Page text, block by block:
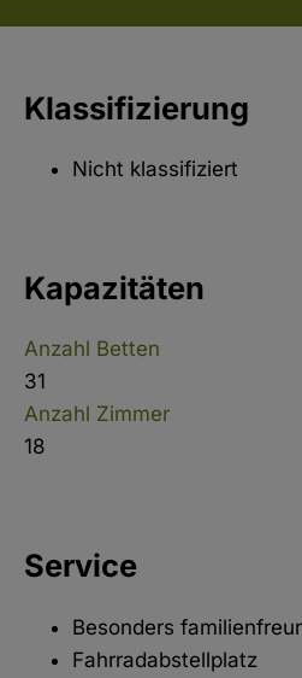
Klassifizierung
Nicht klassifiziert
Kapazitäten
Anzahl Betten
31
Anzahl Zimmer
18
Service
Besonders
Fahrradabstellplatz